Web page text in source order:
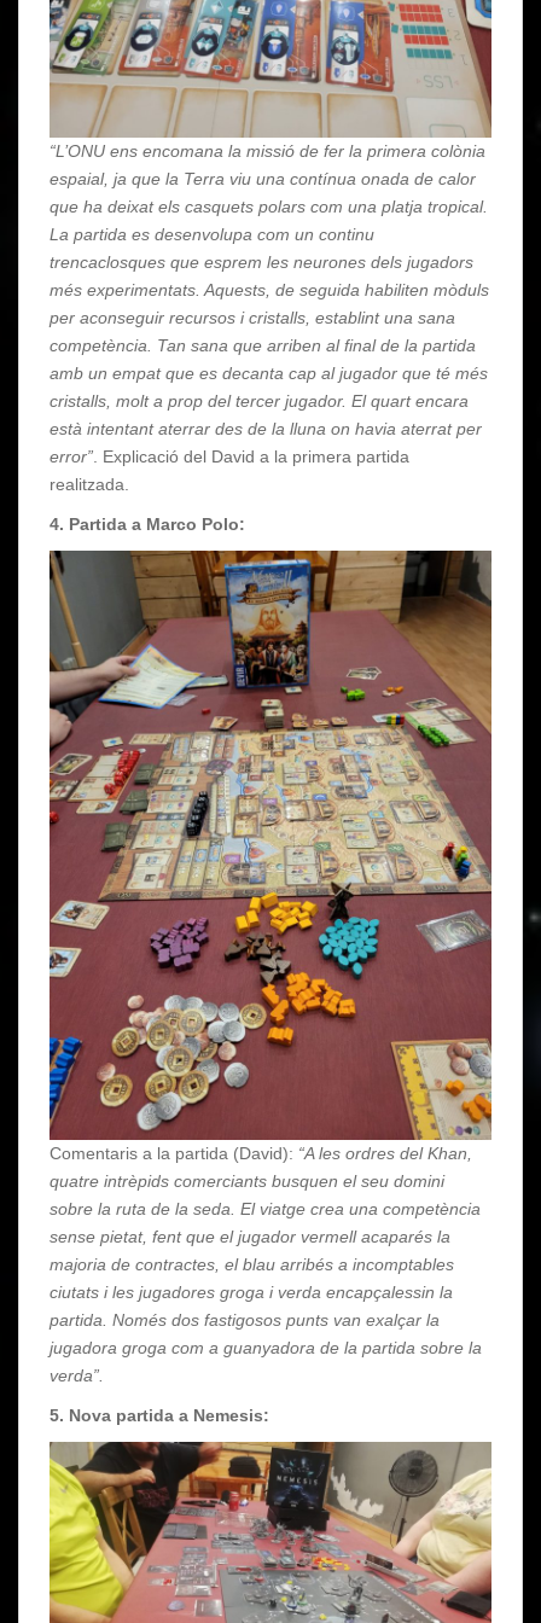
“L’ONU ens encomana la missió de fer la primera colònia
espaial, ja que la Terra viu una contínua onada de calor
que ha deixat els casquets polars com una platja tropical.
La partida es desenvolupa com un continu
trencaclosques que esprem les neurones dels jugadors
més experimentats. Aquests, de seguida habiliten mòduls
per aconseguir recursos i cristalls, establint una sana
competència. Tan sana que arriben al final de la partida
amb un empat que es decanta cap al jugador que té més
cristalls, molt a prop del tercer jugador. El quart encara
està intentant aterrar des de la lluna on havia aterrat per
error” . Explicació del David a la primera partida
realitzada.
4. Partida a Marco Polo:
Comentaris a la partida (David): “A les ordres del Khan,
quatre intrèpids comerciants busquen el seu domini
sobre la ruta de la seda. El viatge crea una competència
sense pietat, fent que el jugador vermell acaparés la
majoria de contractes, el blau arribés a incomptables
ciutats i les jugadores groga i verda encapçalessin la
partida. Només dos fastigosos punts van exalçar la
jugadora groga com a guanyadora de la partida sobre la
verda”.
5. Nova partida a Nemesis: